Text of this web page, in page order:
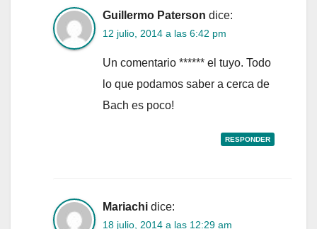
Guillermo Paterson dice:
12 julio, 2014 a las 6:42 pm
Un comentario ****** el tuyo. Todo
lo que podamos saber a cerca de
Bach es poco!
RESPONDER
Mariachi dice:
18 julio, 2014 a las 12:29 am